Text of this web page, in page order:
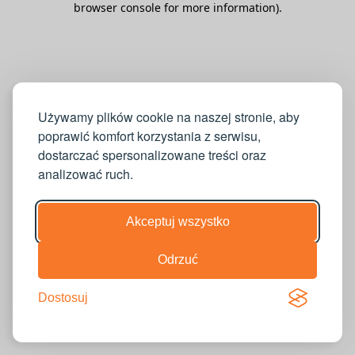
Używamy plików cookie na naszej stronie, aby
poprawić komfort korzystania z serwisu,
dostarczać spersonalizowane treści oraz
analizować ruch.
Akceptuj wszystko
Odrzuć
Dostosuj
browser console for more information).